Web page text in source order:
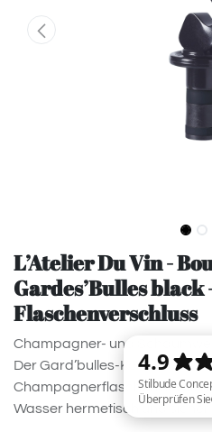
L’Atelier Du Vin -
Gardes’Bulles black
Flaschenverschluss
Champagner- und
Der Gard’bulles-Korken
Champagnerflaschen sowie
Wasser hermetisch und sicher